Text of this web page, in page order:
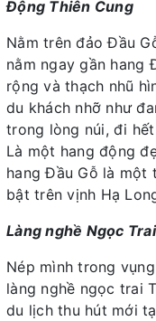
Động Thiên Cung
Nằm trên đảo Đầu
nằm ngay gần hang
rộng và thạch nhũ
du khách nhỡ như
trong lòng núi, đi
Là một hang động
hang Đầu Gỗ là một
bật trên vịnh Hạ
Làng nghề Ngọc
Nép mình trong
làng nghề ngọc trai
du lịch thu hút mới